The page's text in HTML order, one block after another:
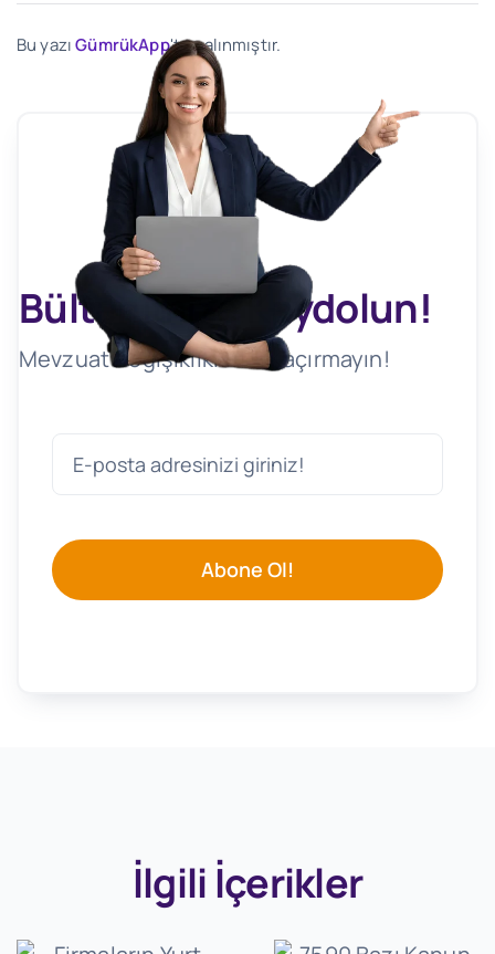
Bu yazıGümrükApp'ten alınmıştır.
Bültenimize Kaydolun!
Mevzuat Değişikliklerini Kaçırmayın!
Abone Ol!
İlgili İçerikler